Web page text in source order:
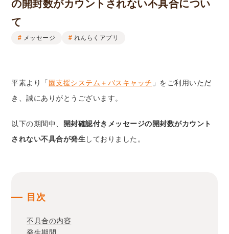
の開封数がカウントされない不具合につい
て
メッセージ れんらくアプリ
平素より「 園支援システム＋バスキャッチ 」をご利用いただ
き、誠にありがとうございます。
以下の期間中、
開封確認付きメッセージの開封数がカウント
されない不具合が発生 しておりました。
目次
不具合の内容
発生期間